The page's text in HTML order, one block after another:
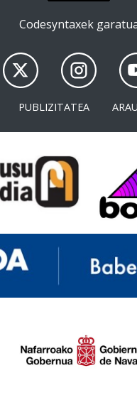
Codesyntaxek
PUBLIZITATEA